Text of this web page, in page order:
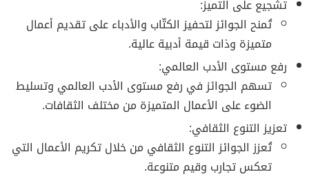
تشجيع على التميز:
تُمنح الجوائز لتحفيز الكتّاب والأدباء على تقديم أعمال
متميزة وذات قيمة أدبية عالية.
رفع مستوى الأدب العالمي:
تسهم الجوائز في رفع مستوى الأدب العالمي وتسليط
الضوء على الأعمال المتميزة من مختلف الثقافات.
تعزيز التنوع الثقافي:
تُعزز الجوائز التنوع الثقافي من خلال تكريم الأعمال التي
تعكس تجارب وقيم متنوعة.